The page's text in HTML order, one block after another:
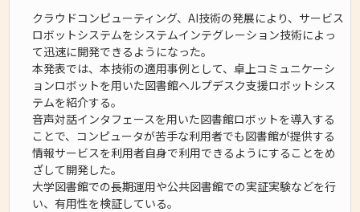
クラウドコンピューティング、AI技術の発展により、サービス
ロボットシステムをシステムインテグレーション技術によっ
て迅速に開発できるようになった。
本発表では、本技術の適用事例として、卓上コミュニケーシ
ョンロボットを用いた図書館ヘルプデスク支援ロボットシス
テムを紹介する。
音声対話インタフェースを用いた図書館ロボットを導入する
ことで、コンピュータが苦手な利用者でも図書館が提供する
情報サービスを利用者自身で利用できるようにすることをめ
ざして開発した。
大学図書館での長期運用や公共図書館での実証実験などを行
い、有用性を検証している。